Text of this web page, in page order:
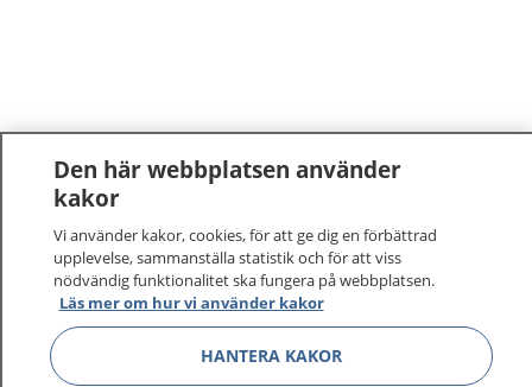
Den här webbplatsen använder
kakor
Vi använder kakor, cookies, för att ge dig en förbättrad
upplevelse, sammanställa statistik och för att viss
nödvändig funktionalitet ska fungera på webbplatsen.
Läs mer om hur vi använder kakor
HANTERA KAKOR